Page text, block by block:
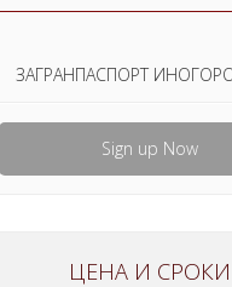
ЗАГРАНПАСПОРТ
Sign up Now
ЦЕНА И СРОКИ